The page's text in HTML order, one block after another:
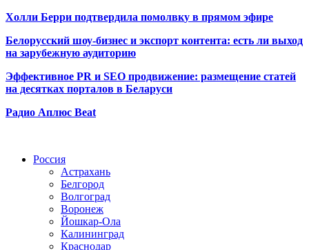
Холли Берри подтвердила помолвку в прямом эфире
Белорусский шоу-бизнес и экспорт контента: есть ли выход
на зарубежную аудиторию
Эффективное PR и SEO продвижение: размещение статей
на десятках порталов в Беларуси
Радио Аплюс Beat
Россия
Астрахань
Белгород
Волгоград
Воронеж
Йошкар-Ола
Калининград
Краснодар